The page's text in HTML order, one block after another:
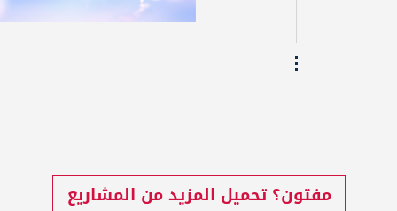
مفتون؟ تحميل المزيد من المشاريع